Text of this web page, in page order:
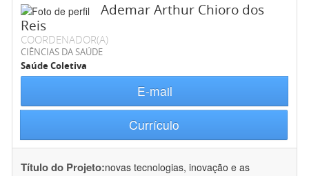
Ademar Arthur Chioro dos
Reis
COORDENADOR(A)
CIÊNCIAS DA SAÚDE
Saúde Coletiva
E-mail
Currículo
Título do Projeto:novas tecnologias, inovação e as